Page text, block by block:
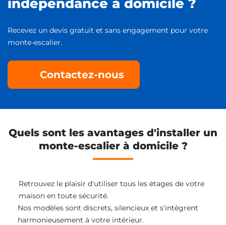
indépendance à domicile ?
Recevez un devis gratuit et sans engagement pour votre
monte-escalier.
Contactez-nous
Quels sont les avantages d'installer un
monte-escalier à domicile ?
Retrouvez le plaisir d'utiliser tous les étages de votre
maison en toute sécurité.
Nos modèles sont discrets, silencieux et s'intègrent
harmonieusement à votre intérieur.